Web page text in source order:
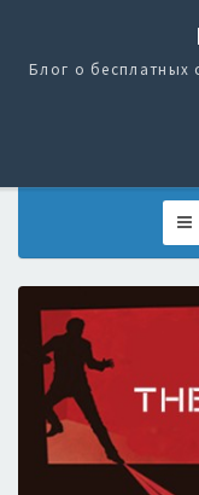
Блог о бесплатных